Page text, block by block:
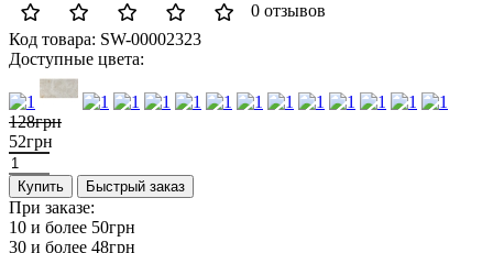
0 отзывов
Код товара: SW-00002323
Доступные цвета:
128грн
52грн
Купить Быстрый заказ
При заказе:
10 и более 50грн
30 и более 48грн